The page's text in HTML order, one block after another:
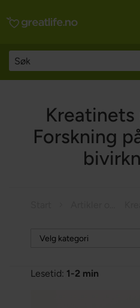
Forskning
Lesetid: 1-2 min